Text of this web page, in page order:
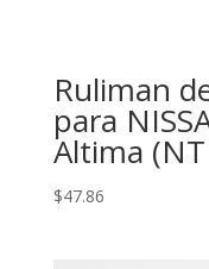
Ruliman
para
Altima
$47.86